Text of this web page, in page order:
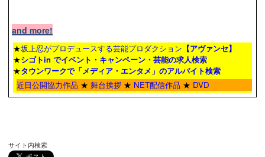
and more!
★坂上忍がプロデュースする芸能プロダクション 【アヴァンセ】
★シゴトin でイベント・キャンペーン・芸能の求人検索
★タウンワークで「メディア・エンタメ」のアルバイト検索
近日公開協力作品 ★ 舞台挨拶 ★ NET配信作品 ★ DVD
サイト内検索